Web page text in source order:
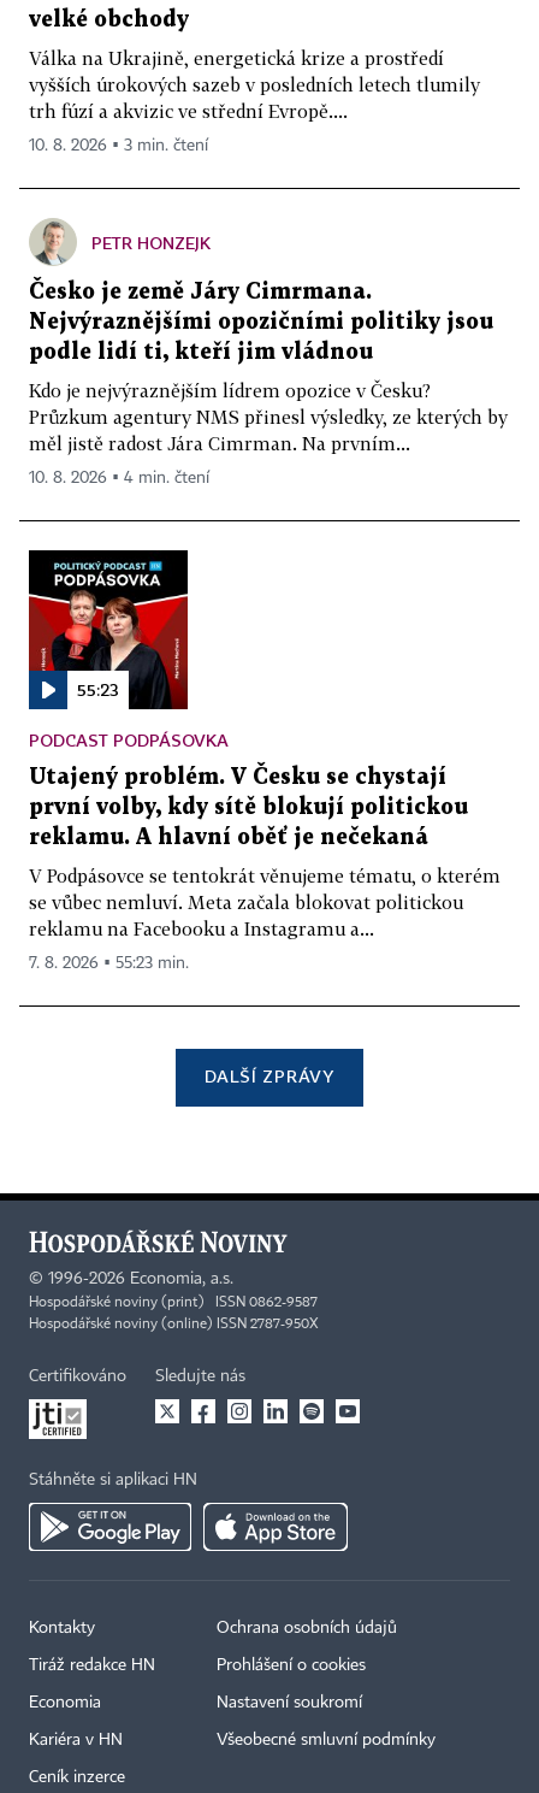
velké obchody
Válka na Ukrajině, energetická krize a prostředí
vyšších úrokových sazeb v posledních letech tlumily
trh fúzí a akvizic ve střední Evropě....
10. 8. 2026 ▪ 3 min. čtení
PETR HONZEJK
Česko je země Járy Cimrmana.
Nejvýraznějšími opozičními politiky jsou
podle lidí ti, kteří jim vládnou
Kdo je nejvýraznějším lídrem opozice v Česku?
Průzkum agentury NMS přinesl výsledky, ze kterých by
měl jistě radost Jára Cimrman. Na prvním...
10. 8. 2026 ▪ 4 min. čtení
55:23
PODCAST PODPÁSOVKA
Utajený problém. V Česku se chystají
první volby, kdy sítě blokují politickou
reklamu. A hlavní oběť je nečekaná
V Podpásovce se tentokrát věnujeme tématu, o kterém
se vůbec nemluví. Meta začala blokovat politickou
reklamu na Facebooku a Instagramu a...
7. 8. 2026 ▪ 55:23 min.
DALŠÍ ZPRÁVY
© 1996-2026 Economia, a.s.
Hospodářské noviny (print) ISSN 0862-9587
Hospodářské noviny (online) ISSN 2787-950X
Certifikováno Sledujte nás
Stáhněte si aplikaci HN
Kontakty
Tiráž redakce HN
Economia
Kariéra v HN
Ceník inzerce
Ochrana osobních údajů
Prohlášení o cookies
Nastavení soukromí
Všeobecné smluvní podmínky